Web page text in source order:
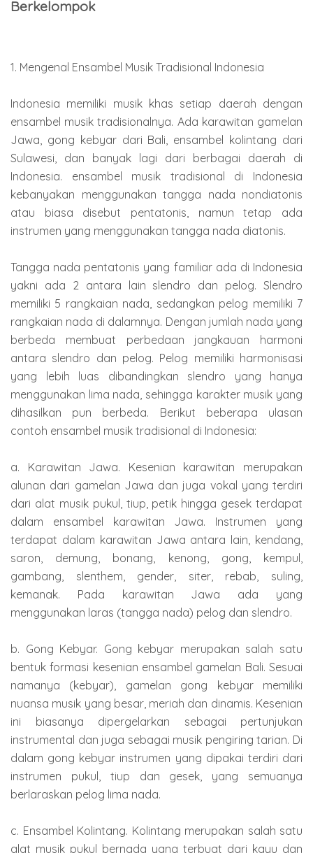
Berkelompok
1. Mengenal Ensambel Musik Tradisional Indonesia
Indonesia memiliki musik khas setiap daerah dengan
ensambel musik tradisionalnya. Ada karawitan gamelan
Jawa, gong kebyar dari Bali, ensambel kolintang dari
Sulawesi, dan banyak lagi dari berbagai daerah di
Indonesia. ensambel musik tradisional di Indonesia
kebanyakan menggunakan tangga nada nondiatonis
atau biasa disebut pentatonis, namun tetap ada
instrumen yang menggunakan tangga nada diatonis.
Tangga nada pentatonis yang familiar ada di Indonesia
yakni ada 2 antara lain slendro dan pelog. Slendro
memiliki 5 rangkaian nada, sedangkan pelog memiliki 7
rangkaian nada di dalamnya. Dengan jumlah nada yang
berbeda membuat perbedaan jangkauan harmoni
antara slendro dan pelog. Pelog memiliki harmonisasi
yang lebih luas dibandingkan slendro yang hanya
menggunakan lima nada, sehingga karakter musik yang
dihasilkan pun berbeda. Berikut beberapa ulasan
contoh ensambel musik tradisional di Indonesia:
a. Karawitan Jawa. Kesenian karawitan merupakan
alunan dari gamelan Jawa dan juga vokal yang terdiri
dari alat musik pukul, tiup, petik hingga gesek terdapat
dalam ensambel karawitan Jawa. Instrumen yang
terdapat dalam karawitan Jawa antara lain, kendang,
saron, demung, bonang, kenong, gong, kempul,
gambang, slenthem, gender, siter, rebab, suling,
kemanak. Pada karawitan Jawa ada yang
menggunakan laras (tangga nada) pelog dan slendro.
b. Gong Kebyar. Gong kebyar merupakan salah satu
bentuk formasi kesenian ensambel gamelan Bali. Sesuai
namanya (kebyar), gamelan gong kebyar memiliki
nuansa musik yang besar, meriah dan dinamis. Kesenian
ini biasanya dipergelarkan sebagai pertunjukan
instrumental dan juga sebagai musik pengiring tarian. Di
dalam gong kebyar instrumen yang dipakai terdiri dari
instrumen pukul, tiup dan gesek, yang semuanya
berlaraskan pelog lima nada.
c. Ensambel Kolintang. Kolintang merupakan salah satu
alat musik pukul bernada yang terbuat dari kayu dan